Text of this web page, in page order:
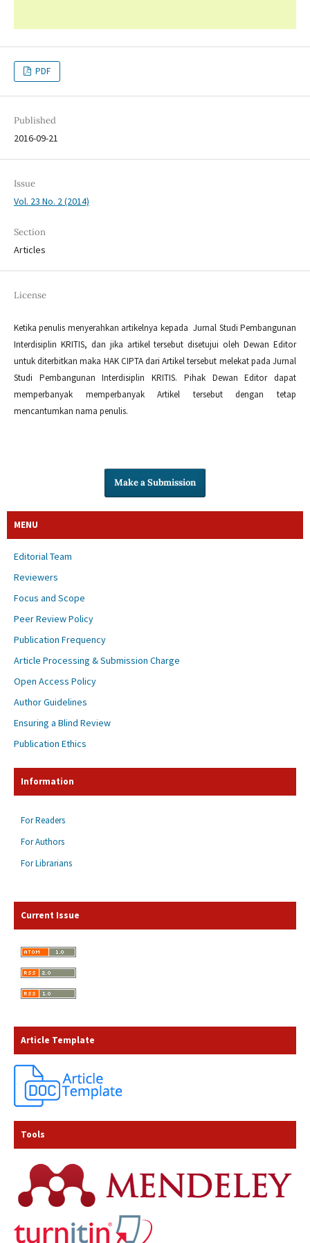
PDF
Published
2016-09-21
Issue
Vol. 23 No. 2 (2014)
Section
Articles
License
Ketika penulis menyerahkan artikelnya kepada Jurnal Studi Pembangunan
Interdisiplin KRITIS, dan jika artikel tersebut disetujui oleh Dewan Editor
untuk diterbitkan maka HAK CIPTA dari Artikel tersebut melekat pada Jurnal
Studi Pembangunan Interdisiplin KRITIS. Pihak Dewan Editor dapat
memperbanyak memperbanyak Artikel tersebut dengan tetap
mencantumkan nama penulis.
Make a Submission
MENU
Editorial Team
Reviewers
Focus and Scope
Peer Review Policy
Publication Frequency
Article Processing & Submission Charge
Open Access Policy
Author Guidelines
Ensuring a Blind Review
Publication Ethics
Information
For Readers
For Authors
For Librarians
Current Issue
Article Template
Tools